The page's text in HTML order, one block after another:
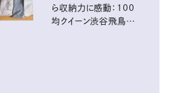
ら収納力に感動：100
均クイーン渋谷飛鳥の